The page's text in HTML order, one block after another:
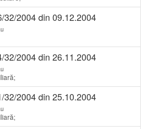
2004 din 09.12.2004
2004 din 26.11.2004
2004 din 25.10.2004